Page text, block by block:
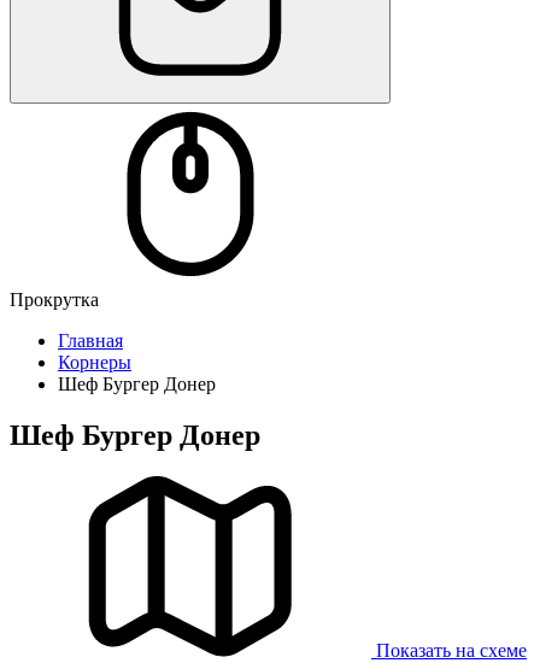
Прокрутка
Главная
Корнеры
Шеф Бургер Донер
Шеф Бургер Донер
Показать на схеме